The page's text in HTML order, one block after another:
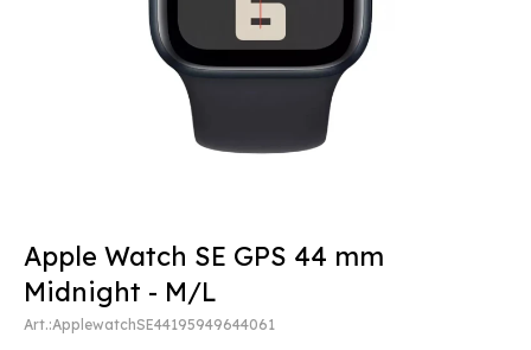
Apple Watch SE GPS 44 mm
Midnight - M/L
ApplewatchSE44195949644061